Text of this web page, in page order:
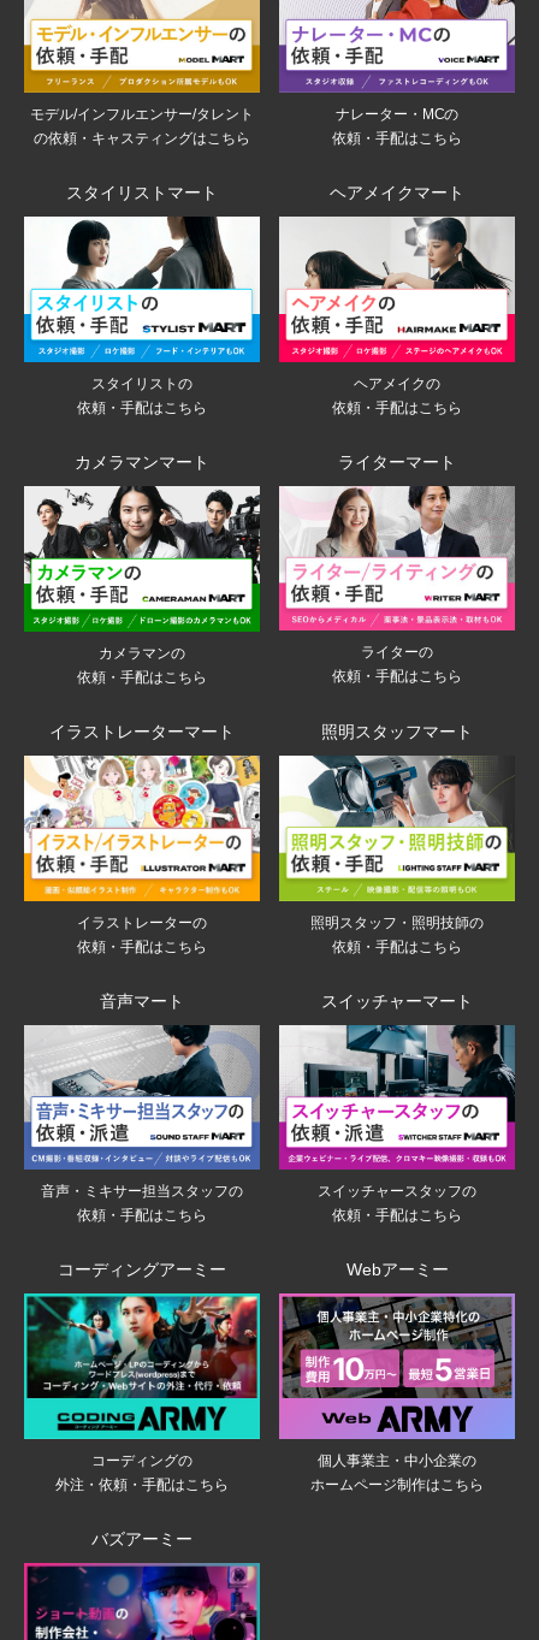
モデル/インフルエンサー/タレント
の依頼・キャスティングはこちら
ナレーター・MCの
依頼・手配はこちら
スタイリストマート
スタイリストの
依頼・手配はこちら
ヘアメイクマート
ヘアメイクの
依頼・手配はこちら
カメラマンマート
カメラマンの
依頼・手配はこちら
ライターマート
ライターの
依頼・手配はこちら
イラストレーターマート
イラストレーターの
依頼・手配はこちら
照明スタッフマート
照明スタッフ・照明技師の
依頼・手配はこちら
音声マート
音声・ミキサー担当スタッフの
依頼・手配はこちら
スイッチャーマート
スイッチャースタッフの
依頼・手配はこちら
コーディングアーミー
コーディングの
外注・依頼・手配はこちら
Webアーミー
個人事業主・中小企業の
ホームページ制作はこちら
バズアーミー